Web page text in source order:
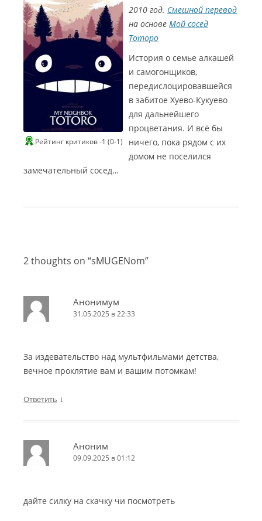
Рейтинг критиков -1 (0-1)
2010 год. Смешной перевод
на основе Мой сосед
Тоторо
История о семье алкашей
и самогонщиков,
передислоцировавшейся
в забитое Хуево-Кукуево
для дальнейшего
процветания. И всё бы
ничего, пока рядом с их
домом не поселился
замечательный сосед…
2 thoughts on “sMUGENom”
Анонимум
31.05.2025 в 22:33
За издевательство над мультфильмами детства,
вечное проклятие вам и вашим потомкам!
Ответить ↓
Аноним
09.09.2025 в 01:12
дайте силку на скачку чи посмотреть